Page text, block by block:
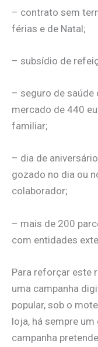
– contrato sem
férias e de Natal;
– subsídio de
– seguro de saúde
mercado de 440
familiar;
– dia de
gozado no dia ou
colaborador;
– mais de 200
com entidades
Para reforçar este
uma campanha
popular, sob o
loja, há sempre
campanha